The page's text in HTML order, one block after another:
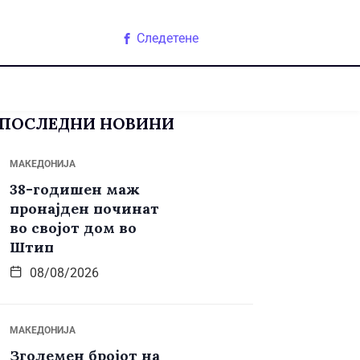
Следетене
НОВИНИ
МАКЕДОНИЈА
38-годишен маж
пронајден починат
во својот дом во
Штип
08/08/2026
МАКЕДОНИЈА
Зголемен бројот на